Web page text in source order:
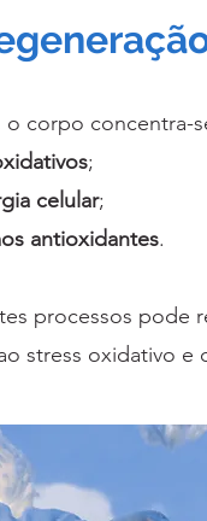
corpo concentra-
;
celular;
antioxidantes.
processos pode
stress oxidativo e